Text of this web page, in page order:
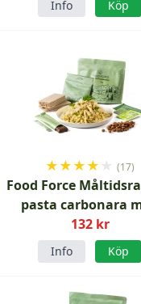
Info Köp
★★★★ ★ (17)
Food Force
pasta carbonara
tillbehör132 kr
Info Köp